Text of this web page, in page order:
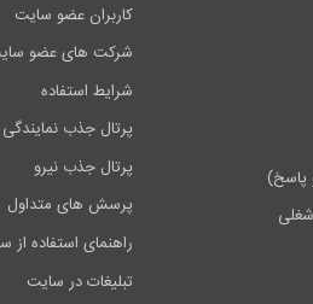
کاربران عضو سایت
شرکت های عضو
شرایط استفاده
پرتال جذب
پرتال جذب نیرو
پرسش های متداول
راهنمای استفاده از
تبلیغات در سایت